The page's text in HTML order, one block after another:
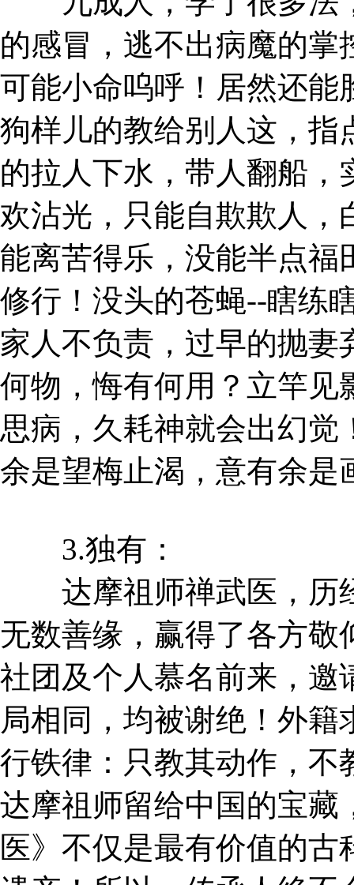
的感冒，逃不出病魔的
可能小命呜呼！居然还能
狗样儿的教给别人这，指
的拉人下水，带人翻船
欢沾光，只能自欺欺人，
能离苦得乐，没能半点福
修行！没头的苍蝇--瞎练
家人不负责，过早的抛
何物，悔有何用？立竿见
思病，久耗神就会出幻觉
余是望梅止渴，意有余是
3.独有：
达摩祖师禅武医，历
无数善缘，赢得了各方
社团及个人慕名前来，邀
局相同，均被谢绝！外
行铁律：只教其动作，不
达摩祖师留给中国的宝藏
医》不仅是最有价值的